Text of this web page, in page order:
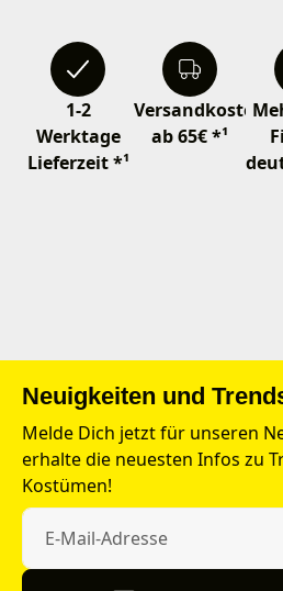
1-2
Werktage
Lieferzeit *¹
ab 65€ *¹
Neuigkeiten und
Melde Dich jetzt für unseren
erhalte die neuesten Infos zu
Kostümen!